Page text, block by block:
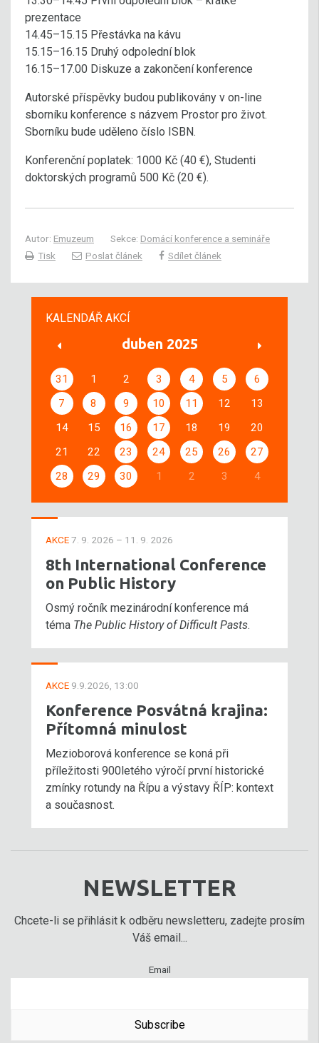
prezentace
14.45–15.15 Přestávka na kávu
15.15–16.15 Druhý odpolední blok
16.15–17.00 Diskuze a zakončení konference
Autorské příspěvky budou publikovány v on-line
sborníku konference s názvem Prostor pro život.
Sborníku bude uděleno číslo ISBN.
Konferenční poplatek: 1000 Kč (40 €), Studenti
doktorských programů 500 Kč (20 €).
Autor: Emuzeum Sekce: Domácí konference a semináře
Tisk
Poslat článek Sdílet článek
KALENDÁŘ AKCÍ
duben 2025
31 1 2 3 4 5
6
7
8 9 10 11 12
13
14
15 16 17 18 19
20
21
22 23 24 25 26
27
28
29 30 1 2 3 4
AKCE7. 9. 2026 – 11. 9. 2026
8th International Conference
on Public History
Osmý ročník mezinárodní konference má
téma The Public History of Difficult Pasts.
AKCE 9.9.2026, 13:00
Konference Posvátná krajina:
Přítomná minulost
Mezioborová konference se koná při
příležitosti 900letého výročí první historické
zmínky rotundy na Řípu a výstavy ŘÍP: kontext
a současnost.
NEWSLETTER
Chcete-li se přihlásit k odběru newsletteru, zadejte prosím
Váš email...
Email
Subscribe